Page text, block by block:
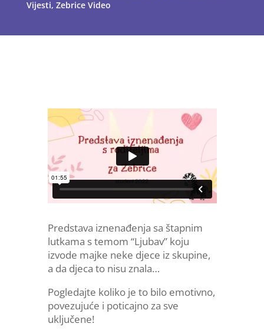
Vijesti, Zebrice Video
Predstava iznenađenja sa štapnim
lutkama s temom “Ljubav” koju
izvode majke neke djece iz skupine,
a da djeca to nisu znala…
Pogledajte koliko je to bilo emotivno,
povezujuće i poticajno za sve
uključene!